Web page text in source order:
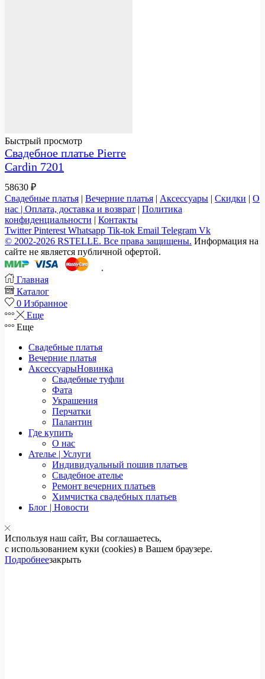
Быстрый просмотр
Свадебное платье Pierre
Cardin 7201
58630 ₽
Свадебные платья | Вечерние платья | Аксессуары | Скидки | О
нас | Оплата, доставка и возврат | Политика
конфиденциальности | Контакты
Twitter Pinterest Whatsapp Tik-tok Email Telegram Vk
© 2002-2026 RSTELLE. Все права защищены. Информация на
сайте не является публичной офертой.
.
Главная
Каталог
0 Избранное
Еще
Еще
Свадебные платья
Вечерние платья
АксессуарыНовинка
Свадебные туфли
Фата
Украшения
Перчатки
Палантин
Где купить
О нас
Ателье | Услуги
Индивидуальный пошив платьев
Свадебное ателье
Ремонт вечерних платьев
Химчистка свадебных платьев
Блог | Новости
Используя наш сайт, Вы соглашаетесь,
с использованием куки (cookies) в Вашем браузере.
Подробнеезакрыть